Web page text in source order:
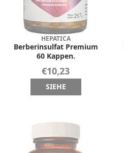
HEPATICA
Berberinsulfat Premium
60 Kappen.
€10,23
SIEHE